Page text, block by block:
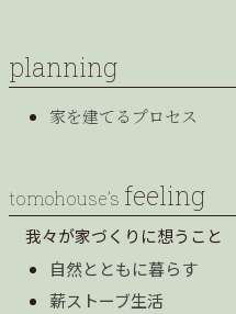
planning
家を建てるプロセス
tomohouse’s feeling
我々が家づくりに想うこと
自然とともに暮らす
薪ストーブ生活